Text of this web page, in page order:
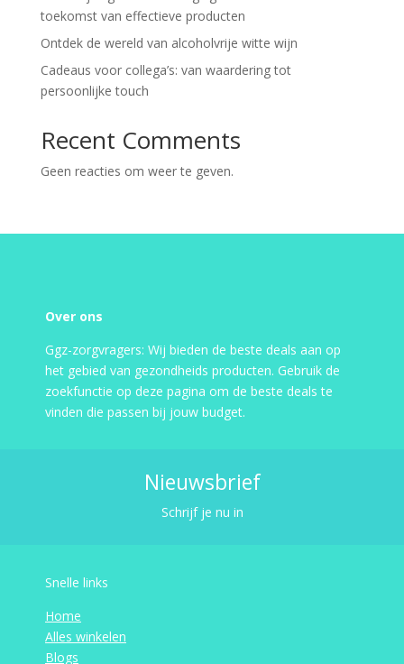
toekomst van effectieve producten
Ontdek de wereld van alcoholvrije witte wijn
Cadeaus voor collega’s: van waardering tot
persoonlijke touch
Recent Comments
Geen reacties om weer te geven.
Over ons
Ggz-zorgvragers: Wij bieden de beste deals aan op
het gebied van gezondheids producten. Gebruik de
zoekfunctie op deze pagina om de beste deals te
vinden die passen bij jouw budget.
Nieuwsbrief
Schrijf je nu in
Snelle links
Home
Alles winkelen
Blogs